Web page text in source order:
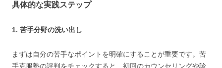
具体的な実践ステップ
1. 苦手分野の洗い出し
まずは自分の苦手なポイントを明確にすることが重要です。苦
手克服塾の評判をチェックすると、初回のカウンセリングや診